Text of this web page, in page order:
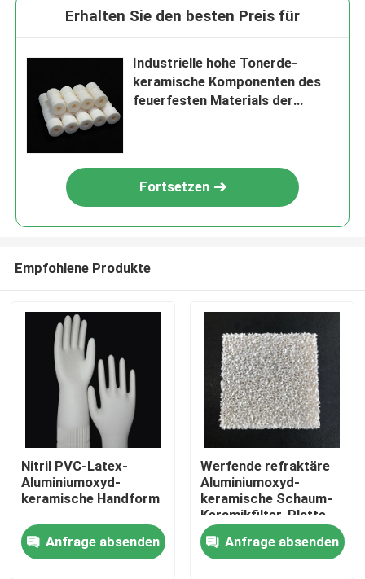
Haus
PRODUKTE
Erhalten Sie den besten Preis für
Industrielle hohe Tonerde-
keramische Komponenten des
feuerfesten Materials der
Fortsetzen
Empfohlene Produkte
Nitril PVC-Latex-
Aluminiumoxyd-
keramische Handform
Anfrage absenden
Werfende refraktäre
Aluminiumoxyd-
keramische Schaum-
Keramikfilter-Platte
für Gießerei
Anfrage absenden